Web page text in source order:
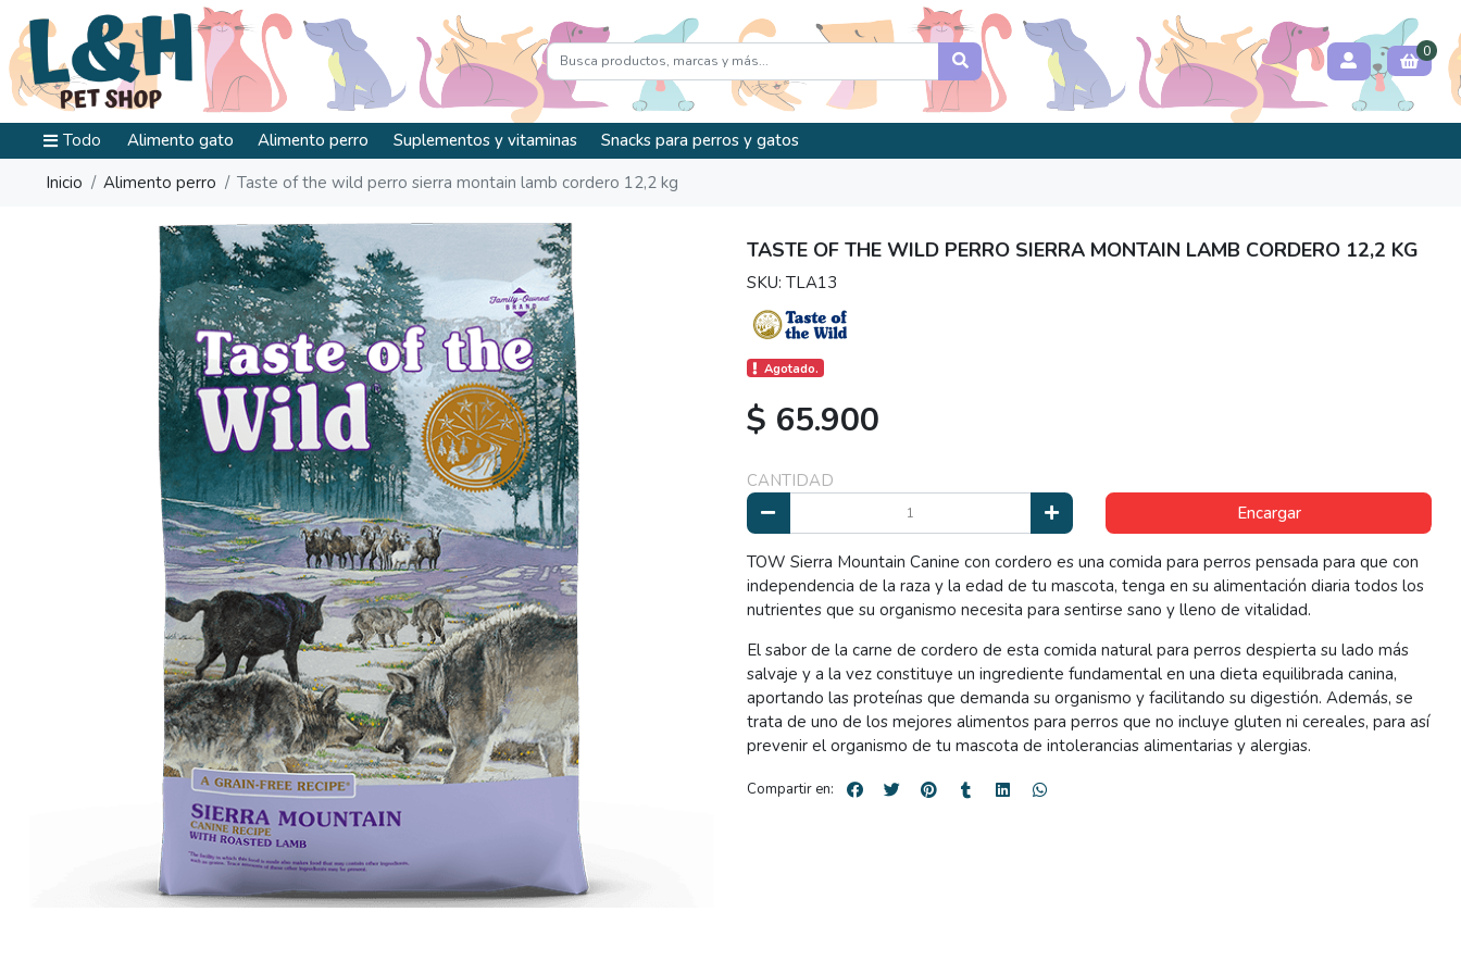
0
Todo Alimento gato Alimento perro Suplementos y vitaminas
Snacks para perros y gatos
Inicio
Alimento perro Taste of the wild perro sierra montain lamb cordero 12,2 kg
TASTE OF THE WILD PERRO SIERRA MONTAIN LAMB CORDERO 12,2 KG
SKU: TLA13
Agotado.
$ 65.900
CANTIDAD
Encargar
TOW Sierra Mountain Canine con cordero es una comida para perros pensada para que con
independencia de la raza y la edad de tu mascota, tenga en su alimentación diaria todos los
nutrientes que su organismo necesita para sentirse sano y lleno de vitalidad.
El sabor de la carne de cordero de esta comida natural para perros despierta su lado más
salvaje y a la vez constituye un ingrediente fundamental en una dieta equilibrada canina,
aportando las proteínas que demanda su organismo y facilitando su digestión. Además, se
trata de uno de los mejores alimentos para perros que no incluye gluten ni cereales, para así
prevenir el organismo de tu mascota de intolerancias alimentarias y alergias.
Compartir en: